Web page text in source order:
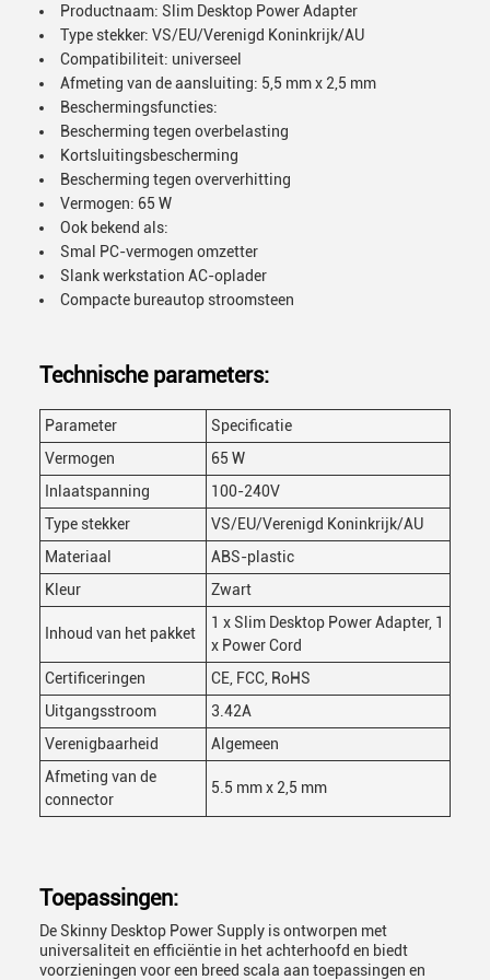
Productnaam: Slim Desktop Power Adapter
Type stekker: VS/EU/Verenigd Koninkrijk/AU
Compatibiliteit: universeel
Afmeting van de aansluiting: 5,5 mm x 2,5 mm
Beschermingsfuncties:
Bescherming tegen overbelasting
Kortsluitingsbescherming
Bescherming tegen oververhitting
Vermogen: 65 W
Ook bekend als:
Smal PC-vermogen omzetter
Slank werkstation AC-oplader
Compacte bureautop stroomsteen
Technische parameters:
Parameter
Specificatie
Vermogen
65 W
Inlaatspanning
100-240V
Type stekker
VS/EU/Verenigd Koninkrijk/AU
Materiaal
ABS-plastic
Kleur
Zwart
Inhoud van het pakket
1 x Slim Desktop Power Adapter, 1
x Power Cord
Certificeringen
CE, FCC, RoHS
Uitgangsstroom
3.42A
Verenigbaarheid
Algemeen
Afmeting van de
connector
5.5 mm x 2,5 mm
Toepassingen:
De Skinny Desktop Power Supply is ontworpen met
universaliteit en efficiëntie in het achterhoofd en biedt
voorzieningen voor een breed scala aan toepassingen en